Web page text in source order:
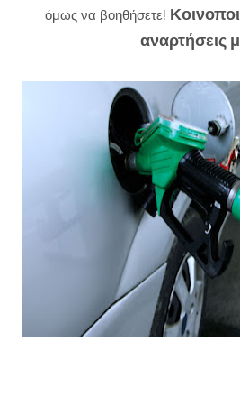
όμως να βοηθήσετε!
αναρτήσεις